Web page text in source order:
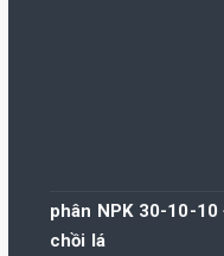
phân NPK 30-10-10
chồi lá